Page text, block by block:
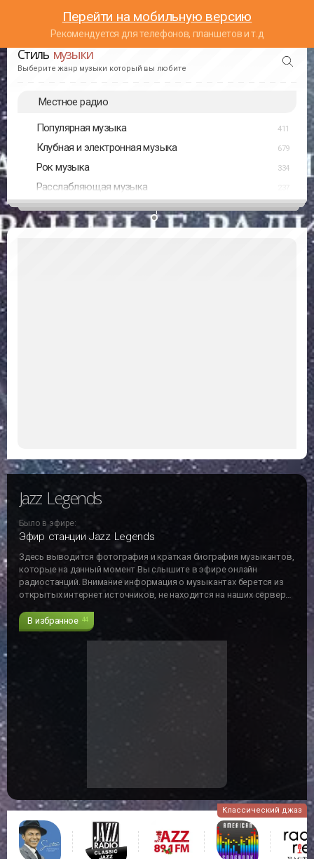
Перейти на мобильную версию
Рекомендуется для телефонов, планшетов и т.д
Стиль музыки
Выберите жанр музыки который вы любите
Местное радио
Популярная музыка 411
Клубная и электронная музыка 679
Рок музыка 334
Расслабляющая музыка
Jazz Legends
Было в эфире:
Эфир станции Jazz Legends
Здесь выводится фотография и краткая биография музыкантов,
которые на данный момент Вы слышите в эфире онлайн
радиостанций. Внимание информация о музыкантах берется из
открытых интернет источников, не находится на наших серверах
и может не отвечать действительности!!!
В избранное 44
Классический джаз